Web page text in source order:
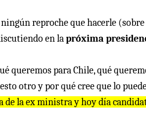
ningún reproche que hacerle
en lapróxima
queremos para Chile, qué
otro y por qué cree que lo
de la ex ministra y hoy día